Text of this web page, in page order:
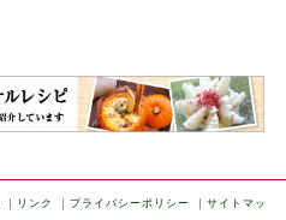
｜ リンク ｜ プライバシーポリシー ｜ サイトマッ